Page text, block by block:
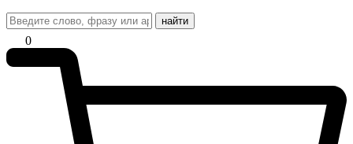
найти
0